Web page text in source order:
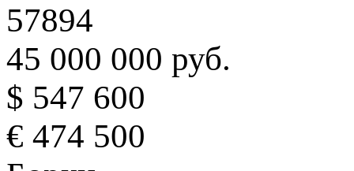
57894
45 000 000 руб.
$ 547 600
€ 474 500